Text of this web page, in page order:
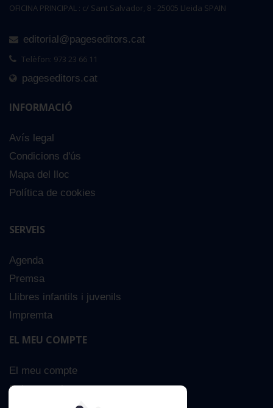
OFICINA PRINCIPAL : c/ Sant Salvador, 8 - 25005 Lleida SPAIN
editorial@pageseditors.cat
Telèfon: 973 23 66 11
pageseditors.cat
INFORMACIÓ
Avís legal
Condicions d'ús
Mapa del lloc
Política de cookies
SERVEIS
Agenda
Premsa
Llibres infantils i juvenils
Impremta
EL MEU COMPTE
El meu compte
Sobre nosaltres